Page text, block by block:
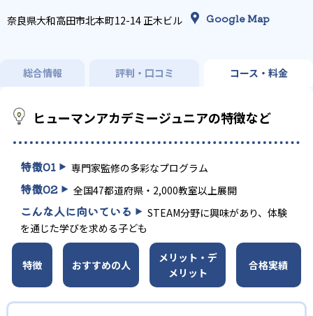
奈良県大和高田市北本町12-14 正木ビル Google Map
総合情報 評判・口コミ コース・料金
ヒューマンアカデミージュニアの特徴など
特徴01 専門家監修の多彩なプログラム
特徴02 全国47都道府県・2,000教室以上展開
こんな人に向いている
STEAM分野に興味があり、体験
を通じた学びを求める子ども
特徴 おすすめの人
メリット・デ
メリット
合格実績